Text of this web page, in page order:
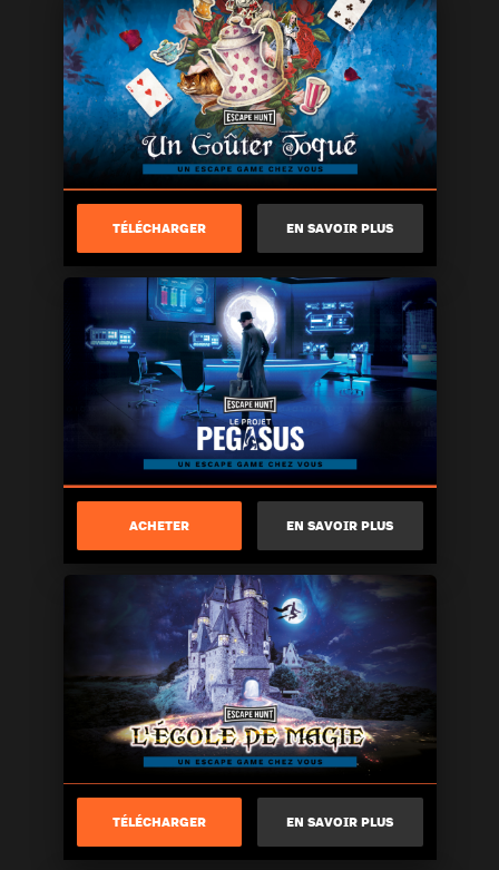
TÉLÉCHARGER EN SAVOIR PLUS
ACHETER EN SAVOIR PLUS
TÉLÉCHARGER EN SAVOIR PLUS